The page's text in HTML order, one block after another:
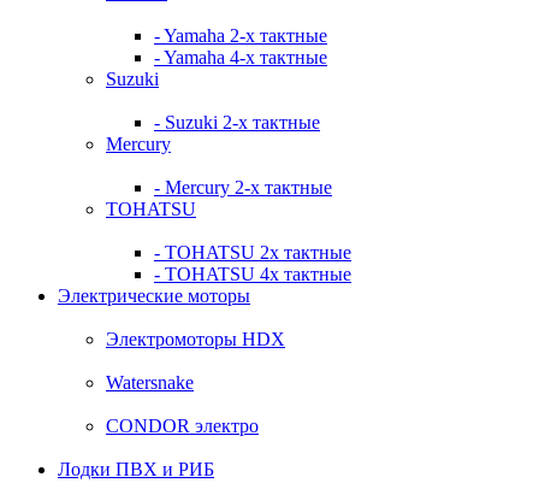
- Yamaha 2-х тактные
- Yamaha 4-х тактные
Suzuki
- Suzuki 2-х тактные
Mercury
- Mercury 2-х тактные
TOHATSU
- TOHATSU 2х тактные
- TOHATSU 4х тактные
Электрические моторы
Электромоторы HDX
Watersnake
CONDOR электро
Лодки ПВХ и РИБ